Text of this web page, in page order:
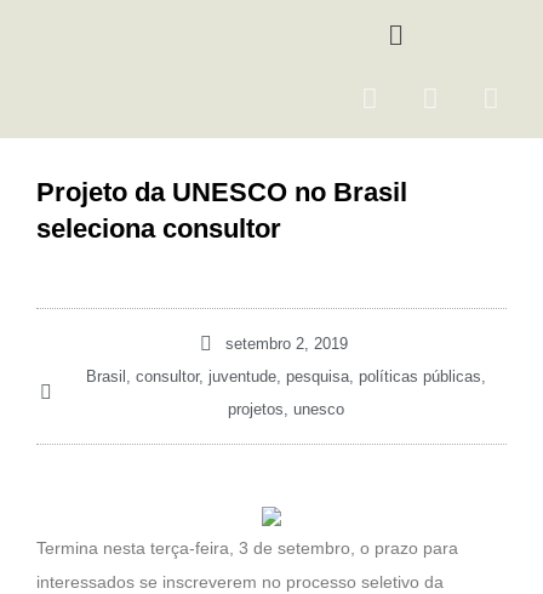
Menu
F
e
b
I
m
Y
Projeto da UNESCO no Brasil
seleciona consultor
setembro 2, 2019
Brasil , consultor, juventude, pesquisa, políticas públicas,
projetos, unesco
Termina nesta terça-feira, 3 de setembro, o prazo para
interessados se inscreverem no processo seletivo da